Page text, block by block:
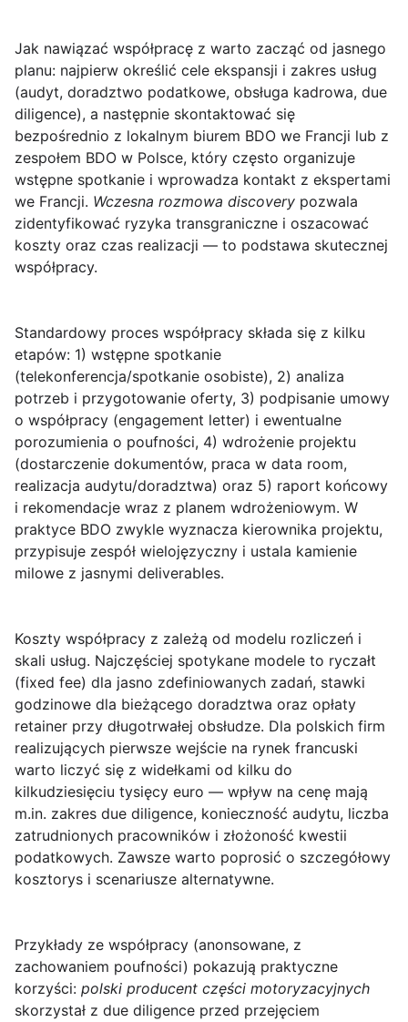
Jak nawiązać współpracę z warto zacząć od jasnego
planu: najpierw określić cele ekspansji i zakres usług
(audyt, doradztwo podatkowe, obsługa kadrowa, due
diligence), a następnie skontaktować się
bezpośrednio z lokalnym biurem BDO we Francji lub z
zespołem BDO w Polsce, który często organizuje
wstępne spotkanie i wprowadza kontakt z ekspertami
we Francji. Wczesna rozmowa discovery pozwala
zidentyfikować ryzyka transgraniczne i oszacować
koszty oraz czas realizacji — to podstawa skutecznej
współpracy.
Standardowy proces współpracy składa się z kilku
etapów: 1) wstępne spotkanie
(telekonferencja/spotkanie osobiste), 2) analiza
potrzeb i przygotowanie oferty, 3) podpisanie umowy
o współpracy (engagement letter) i ewentualne
porozumienia o poufności, 4) wdrożenie projektu
(dostarczenie dokumentów, praca w data room,
realizacja audytu/doradztwa) oraz 5) raport końcowy
i rekomendacje wraz z planem wdrożeniowym. W
praktyce BDO zwykle wyznacza kierownika projektu,
przypisuje zespół wielojęzyczny i ustala kamienie
milowe z jasnymi deliverables.
Koszty współpracy z zależą od modelu rozliczeń i
skali usług. Najczęściej spotykane modele to ryczałt
(fixed fee) dla jasno zdefiniowanych zadań, stawki
godzinowe dla bieżącego doradztwa oraz opłaty
retainer przy długotrwałej obsłudze. Dla polskich firm
realizujących pierwsze wejście na rynek francuski
warto liczyć się z widełkami od kilku do
kilkudziesięciu tysięcy euro — wpływ na cenę mają
m.in. zakres due diligence, konieczność audytu, liczba
zatrudnionych pracowników i złożoność kwestii
podatkowych. Zawsze warto poprosić o szczegółowy
kosztorys i scenariusze alternatywne.
Przykłady ze współpracy (anonsowane, z
zachowaniem poufności) pokazują praktyczne
korzyści: polski producent części motoryzacyjnych
skorzystał z due diligence przed przejęciem